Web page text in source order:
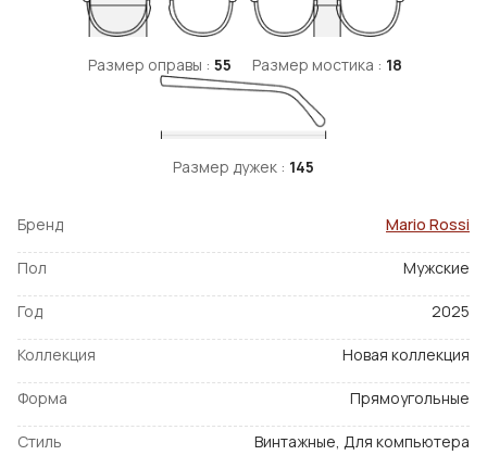
Размер оправы : 55 Размер мостика : 18
Размер дужек : 145
Бренд Mario Rossi
Пол Мужские
Год 2025
Коллекция Новая коллекция
Форма Прямоугольные
Стиль Винтажные, Для компьютера